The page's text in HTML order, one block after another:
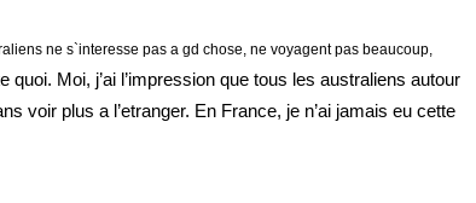
ne s`interesse pas a gd chose, ne voyagent pas beaucoup,
quoi. Moi, j’ai l’impression que tous les australiens autour
voir plus a l’etranger. En France, je n’ai jamais eu cette